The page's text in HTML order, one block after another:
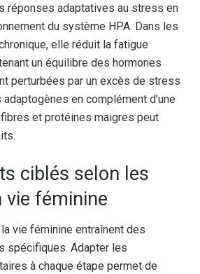
réponses adaptatives au stress en
du système HPA. Dans les
elle réduit la fatigue
un équilibre des hormones
perturbées par un excès de stress
en complément d’une
et protéines maigres peut
ciblés selon les
vie féminine
vie féminine entraînent des
spécifiques. Adapter les
à chaque étape permet de